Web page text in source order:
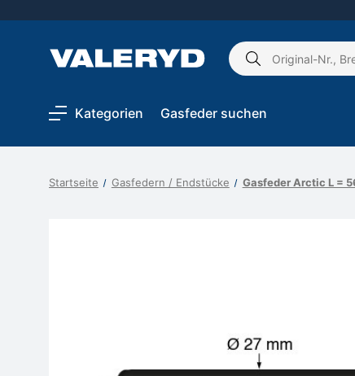
Schlagwort
Kategorien Gasfeder suchen
Startseite Gasfedern / Endstücke Gasfeder Arctic L =